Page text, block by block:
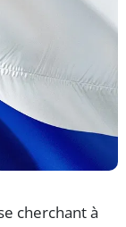
cherchant à